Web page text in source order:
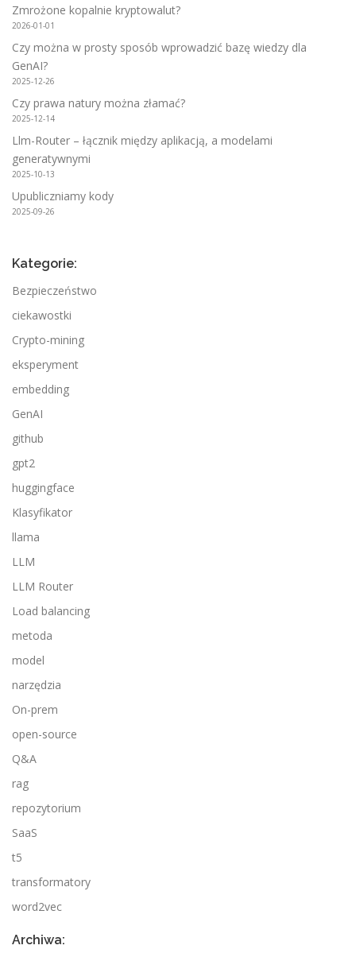
Zmrożone kopalnie kryptowalut?
2026-01-01
Czy można w prosty sposób wprowadzić bazę wiedzy dla
GenAI?
2025-12-26
Czy prawa natury można złamać?
2025-12-14
Llm-Router – łącznik między aplikacją, a modelami
generatywnymi
2025-10-13
Upubliczniamy kody
2025-09-26
Kategorie:
Bezpieczeństwo
ciekawostki
Crypto-mining
eksperyment
embedding
GenAI
github
gpt2
huggingface
Klasyfikator
llama
LLM
LLM Router
Load balancing
metoda
model
narzędzia
On-prem
open-source
Q&A
rag
repozytorium
SaaS
t5
transformatory
word2vec
Archiwa: